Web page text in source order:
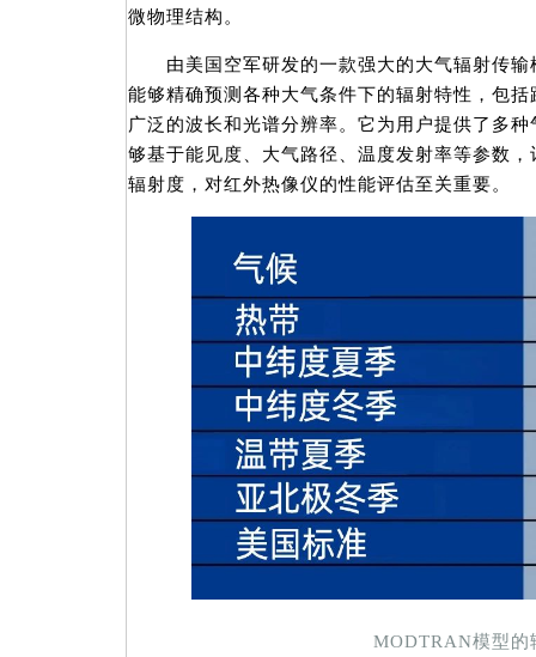
微物理结构。
由美国空军研发的一款强大的大气辐射传
能够精确预测各种大气条件下的辐射特性，包
广泛的波长和光谱分辨率。它为用户提供了多
够基于能见度、大气路径、温度发射率等参数
辐射度，对红外热像仪的性能评估至关重要。
MODTRAN模型的